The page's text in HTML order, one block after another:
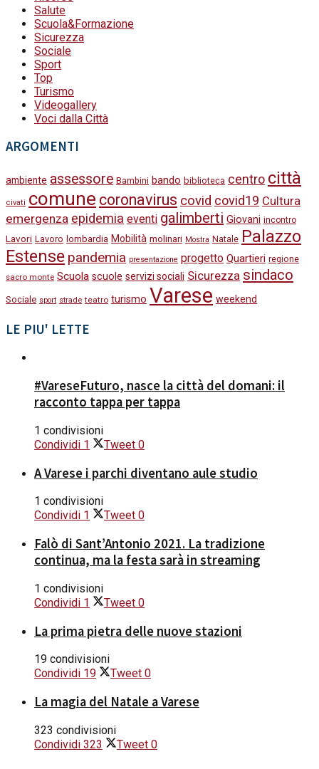
Salute
Scuola&Formazione
Sicurezza
Sociale
Sport
Top
Turismo
Videogallery
Voci dalla Città
ARGOMENTI
ambiente assessore Bambini bando biblioteca centro città
civati comune coronavirus covid covid19 Cultura
emergenza epidemia eventi galimberti Giovani incontro
Lavori Lavoro lombardia Mobilità molinari Mostra Natale Palazzo
Estense pandemia presentazione progetto Quartieri regione
sacro monte Scuola scuole servizi sociali Sicurezza sindaco
Sociale sport strade teatro turismo Varese weekend
LE PIU' LETTE
#VareseFuturo, nasce la città del domani: il
racconto tappa per tappa
1 condivisioni
Condividi 1 Tweet 0
A Varese i parchi diventano aule studio
1 condivisioni
Condividi 1 Tweet 0
Falò di Sant’Antonio 2021. La tradizione
continua, ma la festa sarà in streaming
1 condivisioni
Condividi 1 Tweet 0
La prima pietra delle nuove stazioni
19 condivisioni
Condividi 19 Tweet 0
La magia del Natale a Varese
323 condivisioni
Condividi 323 Tweet 0